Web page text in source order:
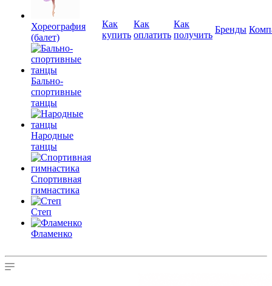
Хореография
(балет)
Бально-
спортивные
танцы
Народные
танцы
Спортивная
гимнастика
Степ
Фламенко
Как
купить
Как
оплатить
Как
получить
Бренды